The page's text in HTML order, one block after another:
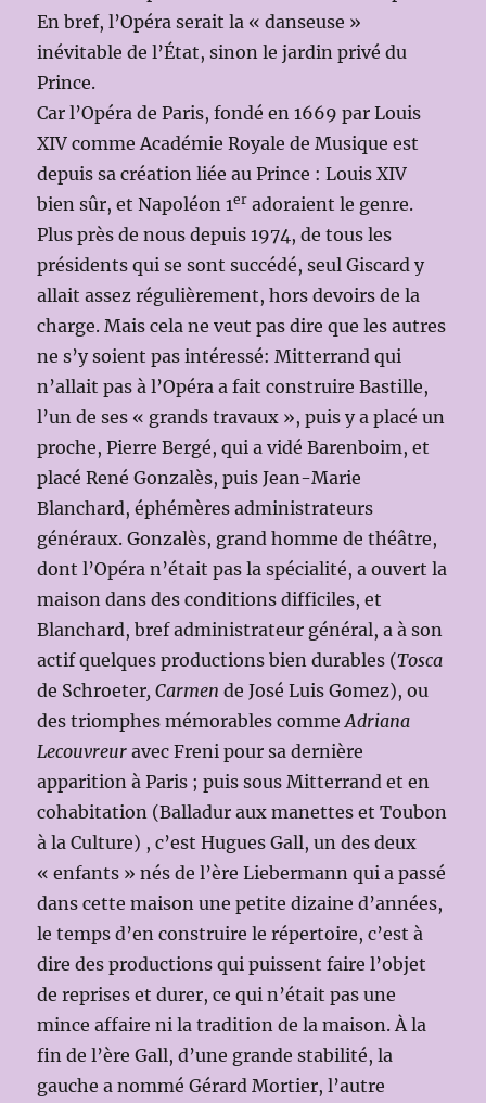
En bref, l’Opéra serait la « danseuse »
inévitable de l’État, sinon le jardin privé du
Prince.
Car l’Opéra de Paris, fondé en 1669 par Louis
XIV comme Académie Royale de Musique est
depuis sa création liée au Prince : Louis XIV
bien sûr, et Napoléon 1er adoraient le genre.
Plus près de nous depuis 1974, de tous les
présidents qui se sont succédé, seul Giscard y
allait assez régulièrement, hors devoirs de la
charge. Mais cela ne veut pas dire que les autres
ne s’y soient pas intéressé: Mitterrand qui
n’allait pas à l’Opéra a fait construire Bastille,
l’un de ses « grands travaux », puis y a placé un
proche, Pierre Bergé, qui a vidé Barenboim, et
placé René Gonzalès, puis Jean-Marie
Blanchard, éphémères administrateurs
généraux. Gonzalès, grand homme de théâtre,
dont l’Opéra n’était pas la spécialité, a ouvert la
maison dans des conditions difficiles, et
Blanchard, bref administrateur général, a à son
actif quelques productions bien durables (Tosca
de Schroeter, Carmende José Luis Gomez), ou
des triomphes mémorables commeAdriana
Lecouvreur avec Freni pour sa dernière
apparition à Paris ; puis sous Mitterrand et en
cohabitation (Balladur aux manettes et Toubon
à la Culture) , c’est Hugues Gall, un des deux
« enfants » nés de l’ère Liebermann qui a passé
dans cette maison une petite dizaine d’années,
le temps d’en construire le répertoire, c’est à
dire des productions qui puissent faire l’objet
de reprises et durer, ce qui n’était pas une
mince affaire ni la tradition de la maison. À la
fin de l’ère Gall, d’une grande stabilité, la
gauche a nommé Gérard Mortier, l’autre